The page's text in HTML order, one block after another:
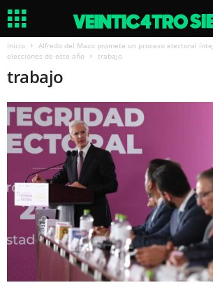
Inicio
Alfredo del Mazo promete un proceso electoral
elecciones de este año
trabajo
trabajo